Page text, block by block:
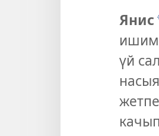
Янис
ишим
үй